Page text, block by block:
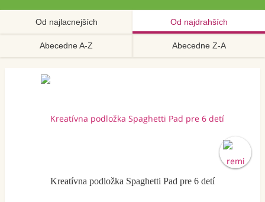
Od najlacnejších Od najdrahších
Abecedne A-Z Abecedne Z-A
Kreatívna podložka Spaghetti Pad pre 6 detí